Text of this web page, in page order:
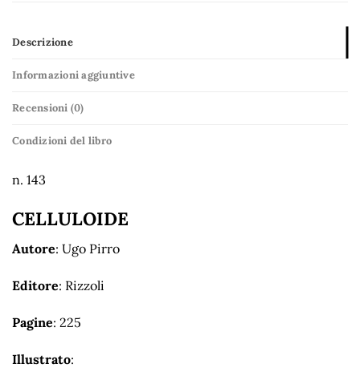
Descrizione
Informazioni aggiuntive
Recensioni (0)
Condizioni del libro
n. 143
CELLULOIDE
Autore: Ugo Pirro
Editore: Rizzoli
Pagine: 225
Illustrato: